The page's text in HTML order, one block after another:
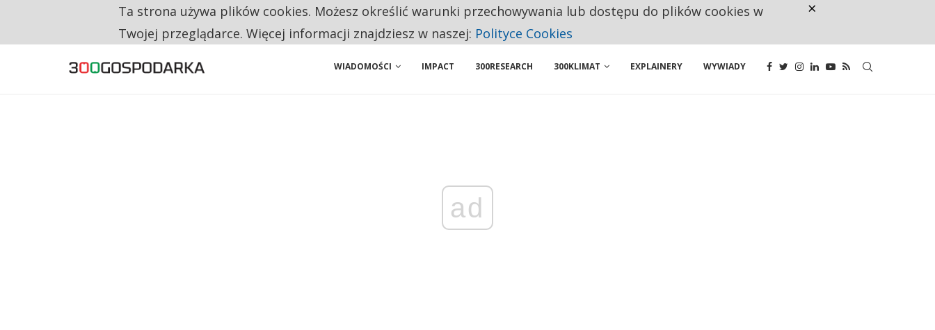
RESTRYKCJE CHIN UDERZAJĄ W EUROPEJSKI PRZEMYSŁ. NA LIŚCIE SĄ DWA PODMIOTY Z POLSKI
WIADOMOŚCI IMPACT 300RESEARCH 300KLIMAT EXPLAINERY WYWIADY
ad
Ta strona używa plików cookies. Możesz określić warunki przechowywania lub dostępu do plików cookies w
Twojej przeglądarce. Więcej informacji znajdziesz w naszej: Polityce Cookies
×